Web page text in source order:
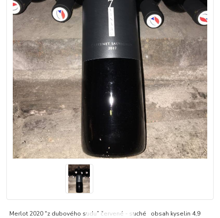
Merlot 2020 "z dubového sudu" červené - suché obsah kyselin 4,9